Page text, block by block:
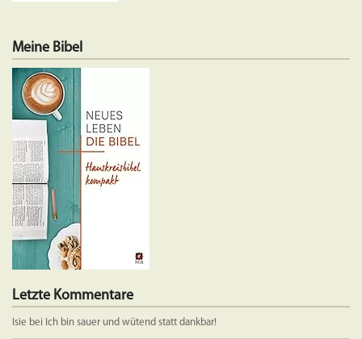
Meine Bibel
Letzte Kommentare
Isie bei Ich bin sauer und wütend statt dankbar!